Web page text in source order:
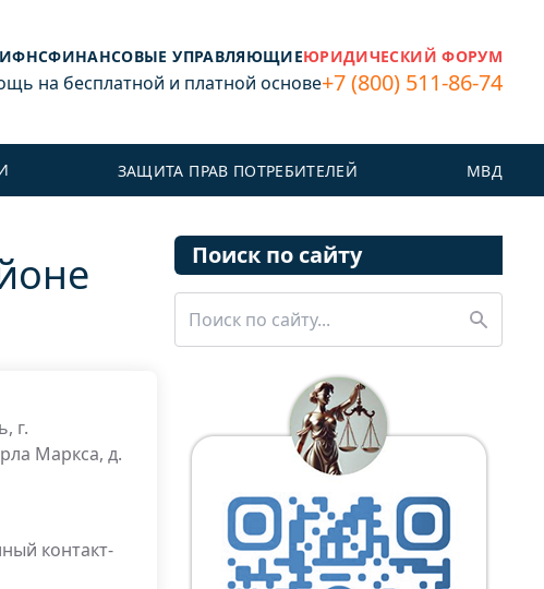
ФИНАНСОВЫЕ УПРАВЛЯЮЩИЕЮРИДИЧЕСКИЙ ФОРУМ
на бесплатной и платной основе+7 (800) 511-86-74
ЗАЩИТА ПРАВ ПОТРЕБИТЕЛЕЙ МВД
г.
Маркса, д.
контакт-
Поиск по сайту